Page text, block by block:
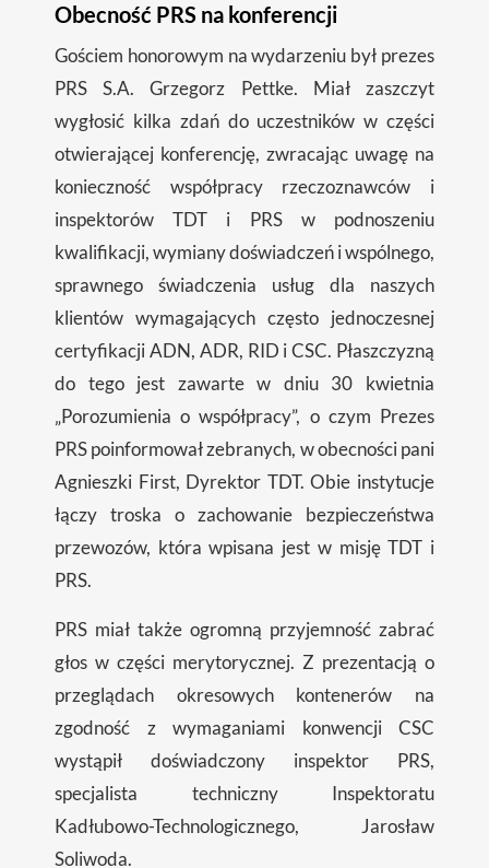
Obecność PRS na konferencji
Gościem honorowym na wydarzeniu był prezes
PRS S.A. Grzegorz Pettke. Miał zaszczyt
wygłosić kilka zdań do uczestników w części
otwierającej konferencję, zwracając uwagę na
konieczność współpracy rzeczoznawców i
inspektorów TDT i PRS w podnoszeniu
kwalifikacji, wymiany doświadczeń i wspólnego,
sprawnego świadczenia usług dla naszych
klientów wymagających często jednoczesnej
certyfikacji ADN, ADR, RID i CSC. Płaszczyzną
do tego jest zawarte w dniu 30 kwietnia
„Porozumienia o współpracy”, o czym Prezes
PRS poinformował zebranych, w obecności pani
Agnieszki First, Dyrektor TDT. Obie instytucje
łączy troska o zachowanie bezpieczeństwa
przewozów, która wpisana jest w misję TDT i
PRS.
PRS miał także ogromną przyjemność zabrać
głos w części merytorycznej. Z prezentacją o
przeglądach okresowych kontenerów na
zgodność z wymaganiami konwencji CSC
wystąpił doświadczony inspektor PRS,
specjalista techniczny Inspektoratu
Kadłubowo-Technologicznego, Jarosław
Soliwoda.